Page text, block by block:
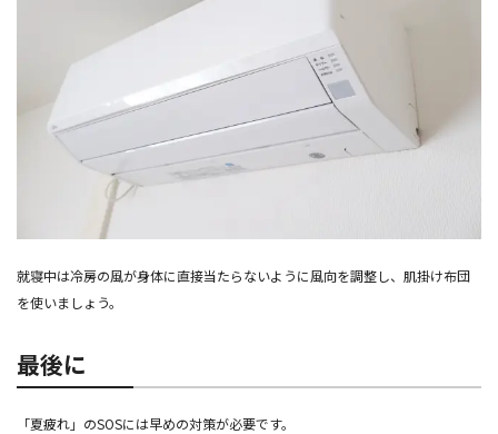
就寝中は冷房の風が身体に直接当たらないように風向を調整し、肌掛け布団
を使いましょう。
最後に
「夏疲れ」のSOSには早めの対策が必要です。